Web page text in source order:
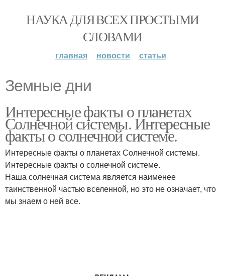
НАУКА ДЛЯ ВСЕХ ПРОСТЫМИ
СЛОВАМИ
главная новости статьи
Земные дни
Интересные факты о планетах
Солнечной системы. Интересные
факты о солнечной системе.
Интересные факты о планетах Солнечной системы.
Интересные факты о солнечной системе.
Наша солнечная система является наименее
таинственной частью вселенной, но это не означает, что
мы знаем о ней все.